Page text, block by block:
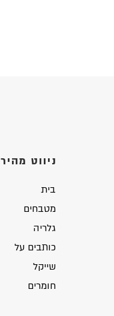
ניווט מהיר
בית
מטבחים
גלריה
כותבים על
שייקל
חומרים